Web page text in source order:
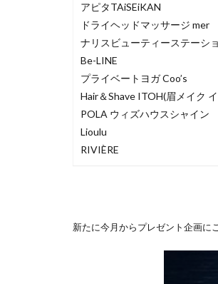
アピタTAiSEiKAN
ドライヘッドマッサージ mer
ナリスビューティーステーシ
Be-LINE
プライベートヨガ Coo’s
Hair＆Shave ITOH(眉メイク
POLA ウィズハウスシャイン
Lioulu
RIVIÈRE
新たに今月からプレゼント企画に